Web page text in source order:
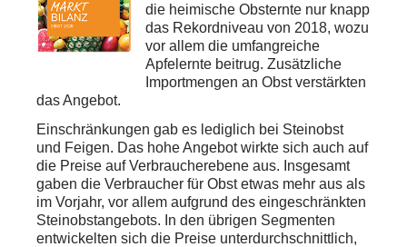
die heimische Obsternte nur knapp
das Rekordniveau von 2018, wozu
vor allem die umfangreiche
Apfelernte beitrug. Zusätzliche
Importmengen an Obst verstärkten
das Angebot.
Einschränkungen gab es lediglich bei Steinobst
und Feigen. Das hohe Angebot wirkte sich auch auf
die Preise auf Verbraucherebene aus. Insgesamt
gaben die Verbraucher für Obst etwas mehr aus als
im Vorjahr, vor allem aufgrund des eingeschränkten
Steinobstangebots. In den übrigen Segmenten
entwickelten sich die Preise unterdurchschnittlich,